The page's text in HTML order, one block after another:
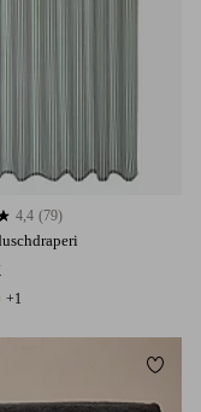
+1
på 79 st betyg
4,4 (79)
Lägg